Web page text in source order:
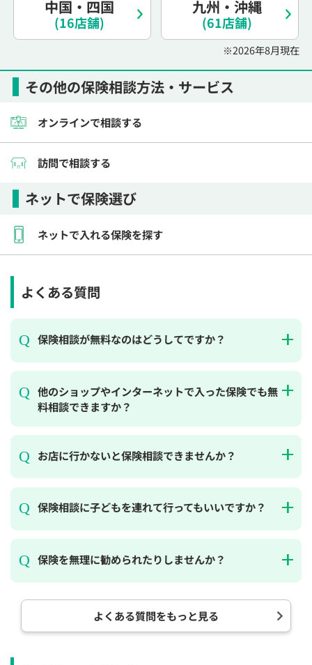
電話で相談予約 （オンライン保険相談専用）
0120-987-110
※受付時間外にご予約をいただいた場合は、
翌営業日のご連絡となります
その他の保険相談方法・サービス
オンラインで相談する
訪問で相談する
ネットで保険選び
ネットで入れる保険を探す
中国・四国
(16店舗)
九州・沖縄
(61店舗)
※2026年8月現在
よくある質問
保険相談が無料なのはどうしてですか？
他のショップやインターネットで入った保険でも無
料相談できますか？
お店に行かないと保険相談できませんか？
保険相談に子どもを連れて行ってもいいですか？
保険を無理に勧められたりしませんか？
よくある質問をもっと見る